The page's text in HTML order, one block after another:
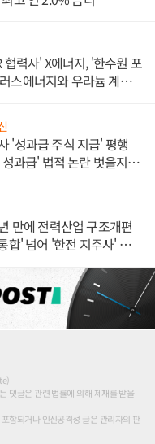
력사' X에너지, '한수원 포
스에너지와 우라늄 계약
'성과급 주식 지급' 평행
과급' 법적 논란 벗을지 주
만에 전력산업 구조개편
합' 넘어 '한전 지주사' 재편
댓글은 관련 법률에 의해 제재를 받을
함되거나 인신공격성 글은 관리자의 판